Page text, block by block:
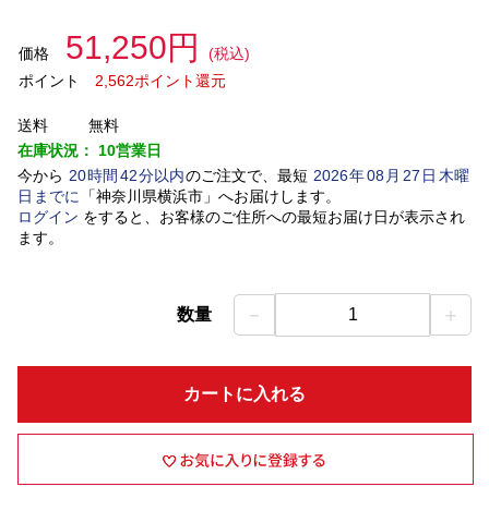
価格 51,250円
(税込)
ポイント
2,562ポイント還元
送料
無料
在庫状況： 10営業日
今から 20時間 42分以内のご注文で、最短 2026年08 月 27 日木曜
日 までに 「神奈川県横浜市」 へお届けします。
ログイン をすると、お客様のご住所への最短お届け日が表示され
ます。
数量 － 1 ＋
カートに入れる